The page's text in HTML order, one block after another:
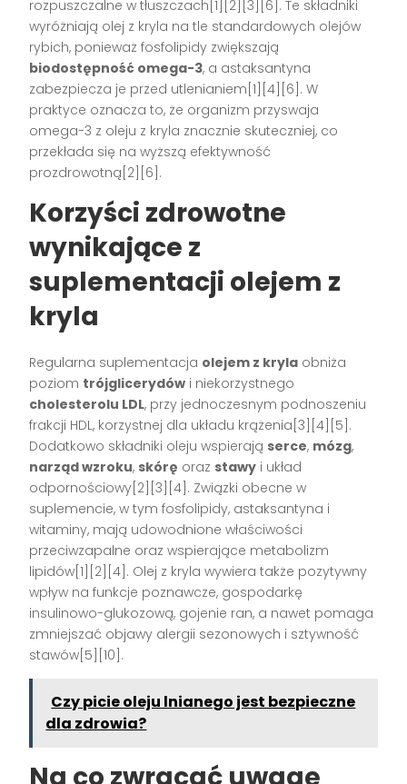
rozpuszczalne w tłuszczach[1][2][3][6]. Te składniki
wyróżniają olej z kryla na tle standardowych olejów
rybich, ponieważ fosfolipidy zwiększają
biodostępność omega-3, a astaksantyna
zabezpiecza je przed utlenianiem[1][4][6]. W
praktyce oznacza to, że organizm przyswaja
omega-3 z oleju z kryla znacznie skuteczniej, co
przekłada się na wyższą efektywność
prozdrowotną[2][6].
Korzyści zdrowotne
wynikające z
suplementacji olejem z
kryla
Regularna suplementacja olejem z kryla obniża
poziom trójglicerydów i niekorzystnego
cholesterolu LDL, przy jednoczesnym podnoszeniu
frakcji HDL, korzystnej dla układu krążenia[3][4][5].
Dodatkowo składniki oleju wspierają serce, mózg,
narząd wzroku, skórę oraz stawy i układ
odpornościowy[2][3][4]. Związki obecne w
suplemencie, w tym fosfolipidy, astaksantyna i
witaminy, mają udowodnione właściwości
przeciwzapalne oraz wspierające metabolizm
lipidów[1][2][4]. Olej z kryla wywiera także pozytywny
wpływ na funkcje poznawcze, gospodarkę
insulinowo-glukozową, gojenie ran, a nawet pomaga
zmniejszać objawy alergii sezonowych i sztywność
stawów[5][10].
Czy picie oleju lnianego jest bezpieczne
dla zdrowia?